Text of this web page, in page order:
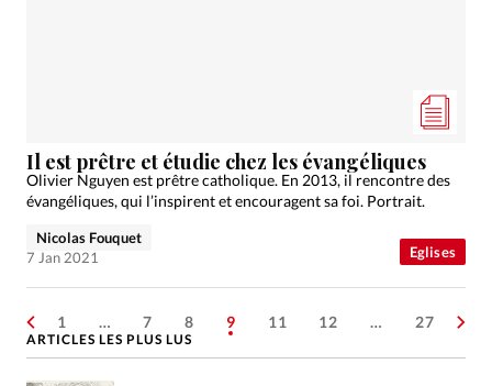
Eglises
Il est prêtre et étudie chez les évangéliques
Olivier Nguyen est prêtre catholique. En 2013, il rencontre des
évangéliques, qui l’inspirent et encouragent sa foi. Portrait.
Nicolas Fouquet
7 Jan 2021
1 … 7 8 9 11 12 … 27
ARTICLES LES PLUS LUS